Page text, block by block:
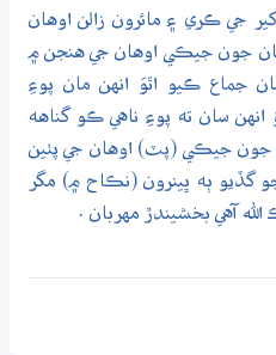
جي ڪري ۽ مائرون زالن اوهان
جون جيڪي اوهان جي هنجن ۾
جماع ڪيو اٿوَ انهن مان پوءِ
سان ته پوءِ ناهي ڪو گناهه
جون جيڪي (پٽ) اوهان جي پٺين
گڏيو ٻه ڀينرون (نڪاح ۾) مگر
آهي بخشيندڙ مهربان .